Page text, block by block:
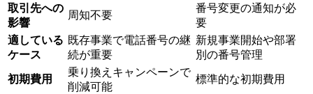
取引先への
影響
周知不要
番号変更の通知が必
要
適している
ケース
既存事業で電話番号の継
続が重要
新規事業開始や部署
別の番号管理
初期費用
乗り換えキャンペーンで
削減可能
標準的な初期費用